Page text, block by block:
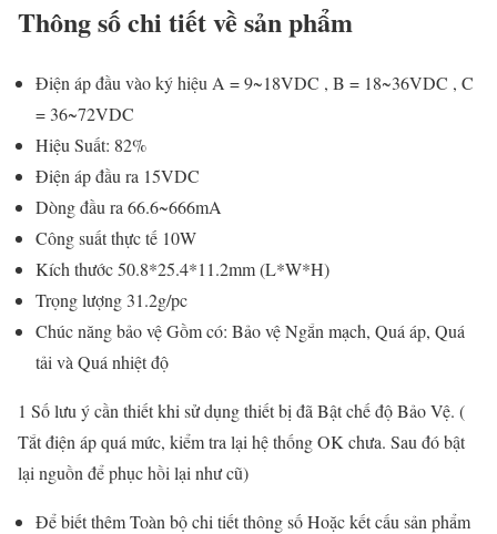
Thông số chi tiết về sản phẩm
Điện áp đầu vào ký hiệu A = 9~18VDC , B = 18~36VDC , C
= 36~72VDC
Hiệu Suất: 82%
Điện áp đầu ra 15VDC
Dòng đầu ra 66.6~666mA
Công suất thực tế 10W
Kích thước 50.8*25.4*11.2mm (L*W*H)
Trọng lượng 31.2g/pc
Chúc năng bảo vệ Gồm có: Bảo vệ Ngắn mạch, Quá áp, Quá
tải và Quá nhiệt độ
1 Số lưu ý cần thiết khi sử dụng thiết bị đã Bật chế độ Bảo Vệ. (
Tắt điện áp quá mức, kiểm tra lại hệ thống OK chưa. Sau đó bật
lại nguồn để phục hồi lại như cũ)
Để biết thêm Toàn bộ chi tiết thông số Hoặc kết cấu sản phẩm